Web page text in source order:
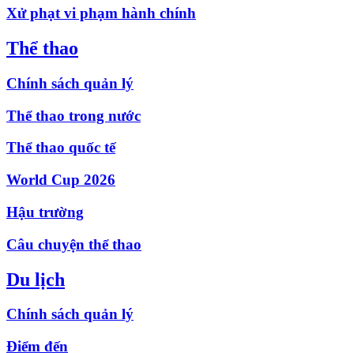
Xử phạt vi phạm hành chính
Thể thao
Chính sách quản lý
Thể thao trong nước
Thể thao quốc tế
World Cup 2026
Hậu trường
Câu chuyện thể thao
Du lịch
Chính sách quản lý
Điểm đến